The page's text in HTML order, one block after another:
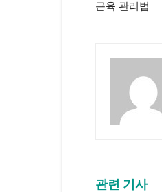
근육 관리법
관련 기사